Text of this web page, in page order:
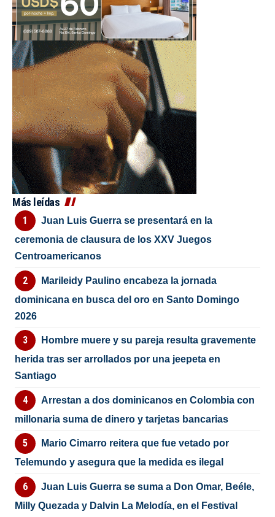
Más leídas
Juan Luis Guerra se presentará en la
ceremonia de clausura de los XXV Juegos
Centroamericanos
Marileidy Paulino encabeza la jornada
dominicana en busca del oro en Santo Domingo
2026
Hombre muere y su pareja resulta gravemente
herida tras ser arrollados por una jeepeta en
Santiago
Arrestan a dos dominicanos en Colombia con
millonaria suma de dinero y tarjetas bancarias
Mario Cimarro reitera que fue vetado por
Telemundo y asegura que la medida es ilegal
Juan Luis Guerra se suma a Don Omar, Beéle,
Milly Quezada y Dalvin La Melodía, en el Festival